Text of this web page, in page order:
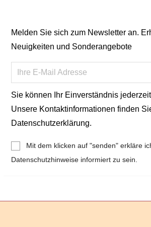
Melden Sie sich zum Newsletter an.
Neuigkeiten und Sonderangebote
Sie können Ihr Einverständnis
Unsere Kontaktinformationen finden
Datenschutzerklärung.
Mit dem klicken auf "senden" erkläre
Datenschutzhinweise informiert zu sein.